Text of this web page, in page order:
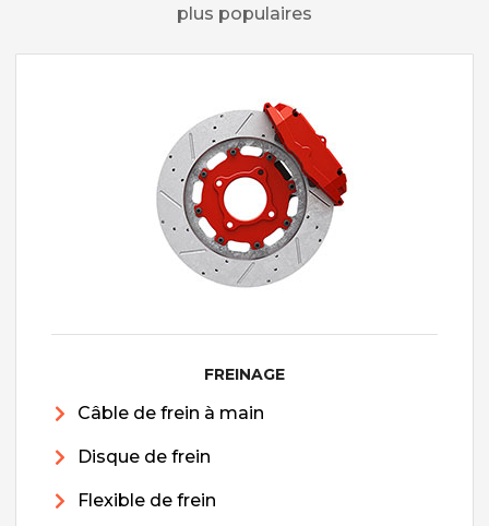
plus populaires
FREINAGE
Câble de frein à main
Disque de frein
Flexible de frein